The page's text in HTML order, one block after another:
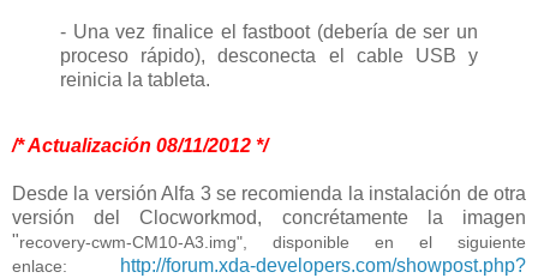
- Una vez finalice el fastboot (debería de ser un
proceso rápido), desconecta el cable USB y
reinicia la tableta.
/* Actualización 08/11/2012 */
Desde la versión Alfa 3 se recomienda la instalación de otra
versión del Clocworkmod, concrétamente la imagen
"recovery-cwm-CM10-A3.img", disponible en el siguiente
enlace:
http://forum.xda-developers.com/showpost.php?